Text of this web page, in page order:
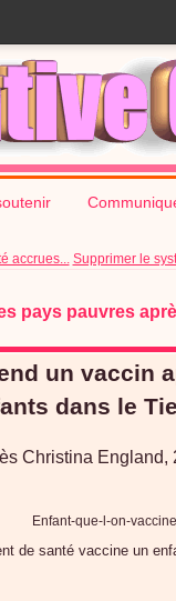
accrues... Supprimer le
pays pauvres
un vaccin
dans le
Christina England,
de santé vaccine un